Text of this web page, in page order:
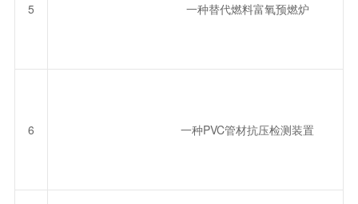
5 一种替代燃料富氧预燃炉
6 一种PVC管材抗压检测装置